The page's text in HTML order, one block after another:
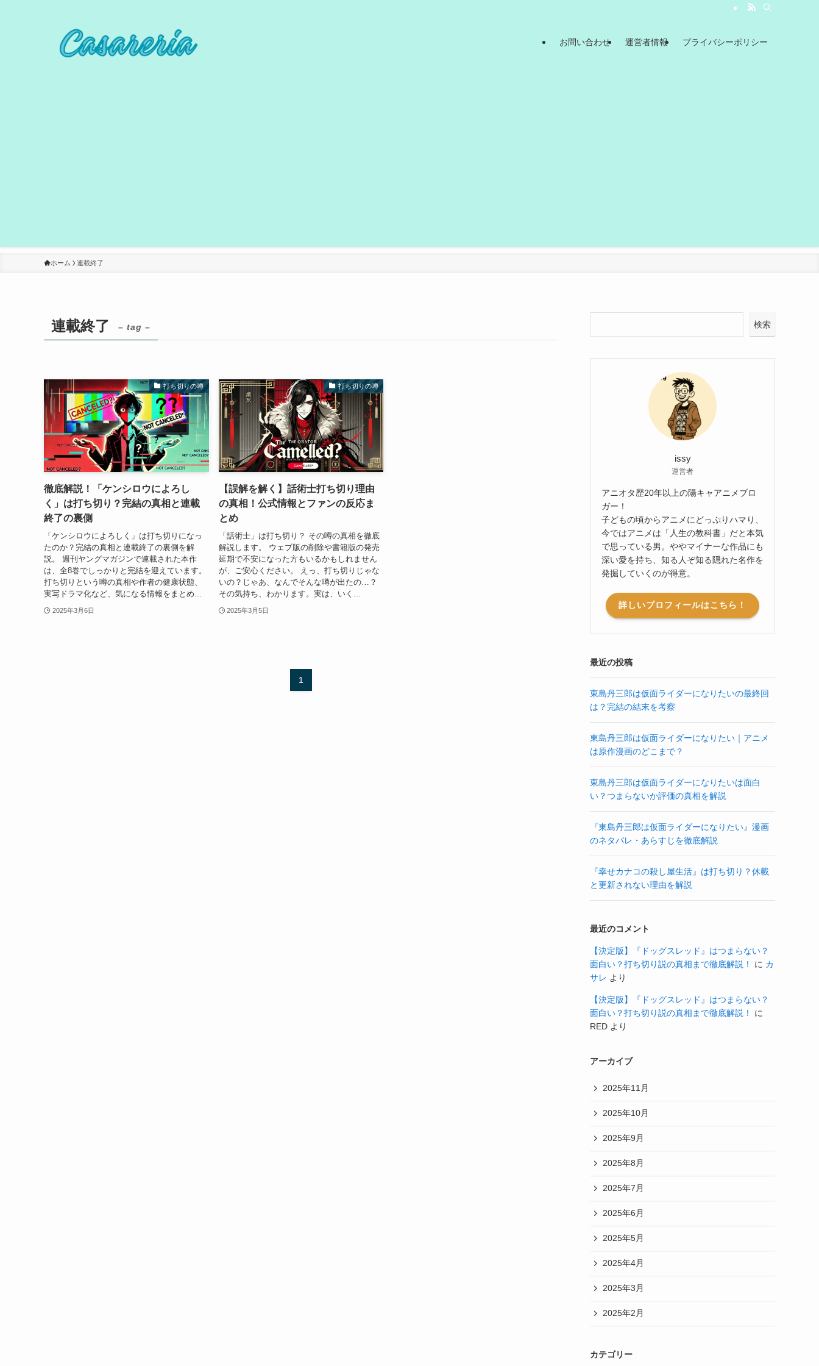
お問い合わせ 運営者情報 プライバシーポリシー
ホーム 連載終了
連載終了 – tag –
打ち切りの噂
徹底解説！「ケンシロウによろし
く」は打ち切り？完結の真相と連載
終了の裏側
「ケンシロウによろしく」は打ち切りになっ
たのか？完結の真相と連載終了の裏側を解
説。 週刊ヤングマガジンで連載された本作
は、全8巻でしっかりと完結を迎えています。
打ち切りという噂の真相や作者の健康状態、
実写ドラマ化など、気になる情報をまとめ...
2025年3月6日
打ち切りの噂
【誤解を解く】話術士打ち切り理由
の真相！公式情報とファンの反応ま
とめ
「話術士」は打ち切り？ その噂の真相を徹底
解説します。 ウェブ版の削除や書籍版の発売
延期で不安になった方もいるかもしれません
が、ご安心ください。 えっ、打ち切りじゃな
いの？じゃあ、なんでそんな噂が出たの…？
その気持ち、わかります。実は、いく...
2025年3月5日
1
検索
issy
運営者
アニオタ歴20年以上の陽キャアニメブロ
ガー！
子どもの頃からアニメにどっぷりハマり、
今ではアニメは「人生の教科書」だと本気
で思っている男。ややマイナーな作品にも
深い愛を持ち、知る人ぞ知る隠れた名作を
発掘していくのが得意。
詳しいプロフィールはこちら！
最近の投稿
東島丹三郎は仮面ライダーになりたいの最終回
は？完結の結末を考察
東島丹三郎は仮面ライダーになりたい｜アニメ
は原作漫画のどこまで？
東島丹三郎は仮面ライダーになりたいは面白
い？つまらないか評価の真相を解説
『東島丹三郎は仮面ライダーになりたい』漫画
のネタバレ・あらすじを徹底解説
『幸せカナコの殺し屋生活』は打ち切り？休載
と更新されない理由を解説
最近のコメント
【決定版】『ドッグスレッド』はつまらない？
面白い？打ち切り説の真相まで徹底解説！
に カ
サレ より
【決定版】『ドッグスレッド』はつまらない？
面白い？打ち切り説の真相まで徹底解説！
に
RED より
アーカイブ
2025年11月
2025年10月
2025年9月
2025年8月
2025年7月
2025年6月
2025年5月
2025年4月
2025年3月
2025年2月
カテゴリー